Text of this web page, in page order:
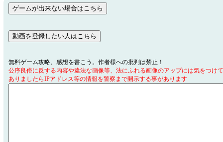
無料ゲーム攻略、感想を書こう。作者様への批判は禁止！
公序良俗に反する内容や違法な画像等、法にふれる画像のアップには気をつけ
ありましたらIPアドレス等の情報を警察まで開示する事があります